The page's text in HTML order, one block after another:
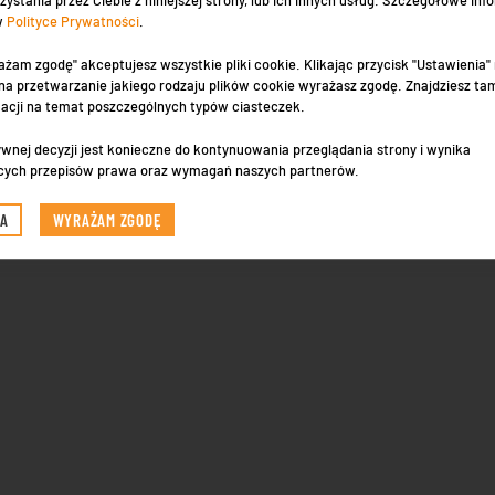
będzie nie tylko jakby większe, ale też i bardziej
Dzięki temu
mogą stać się jednym z
czy architektonicznych, ale same w sobie będą
Polityce Prywatności
zgodę" akceptujesz wszystkie pliki cookie. Klikając przycisk "Ustawienia"
przetwarzanie jakiego rodzaju plików cookie wyrażasz zgodę. Znajdziesz
na temat poszczególnych typów ciasteczek.
decyzji jest konieczne do kontynuowania przeglądania strony i wynika
przepisów prawa oraz wymagań naszych partnerów.
WYRAŻAM ZGODĘ